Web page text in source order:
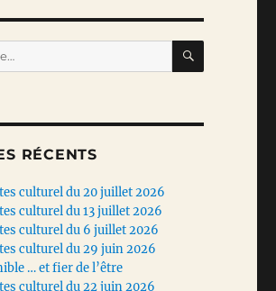
RÉCENTS
culturel du 20 juillet 2026
culturel du 13 juillet 2026
culturel du 6 juillet 2026
culturel du 29 juin 2026
… et fier de l’être
culturel du 22 juin 2026